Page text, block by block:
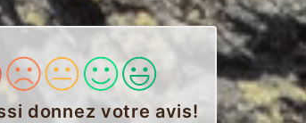
donnez votre avis!